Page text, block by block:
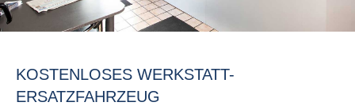
KOSTENLOSES WERKSTATT-
ERSATZFAHRZEUG